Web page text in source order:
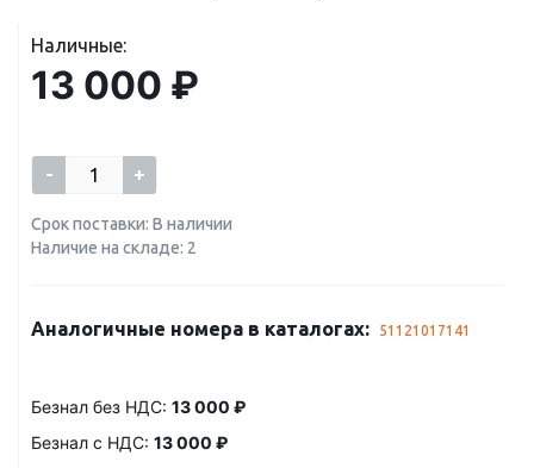
Наличные:
13 000 ₽
- +
Срок поставки: В наличии
Наличие на складе: 2
Аналогичные номера в каталогах: 51121017141
Безнал без НДС: 13 000 ₽
Безнал с НДС: 13 000 ₽